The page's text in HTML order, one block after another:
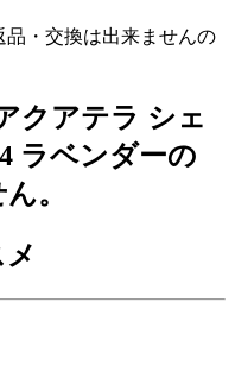
・交換は出来ませんの
クアテラ シェ
ラベンダーの
。